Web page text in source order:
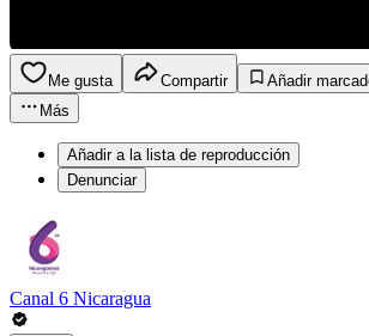
Me gusta Compartir
Añadir
Más
Añadir a la lista de reproducción
Denunciar
Canal 6 Nicaragua